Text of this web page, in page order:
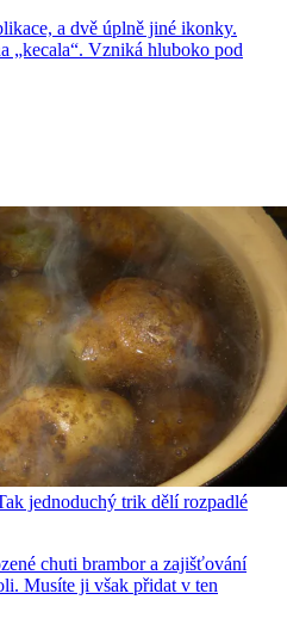
a dvě úplně jiné ikonky.
„kecala“. Vzniká hluboko pod
jednoduchý trik dělí rozpadlé
chuti brambor a zajišťování
Musíte ji však přidat v ten